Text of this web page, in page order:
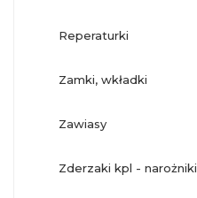
reperaturki
zamki, wkładki
zawiasy
zderzaki kpl - narożniki